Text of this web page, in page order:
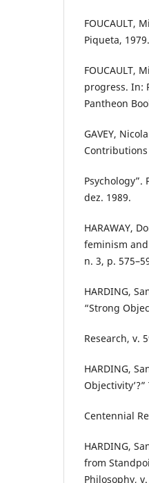
FOUCAULT,
Piqueta, 1979.
FOUCAULT,
progress. In:
Pantheon
GAVEY,
Psychology”.
dez. 1989.
HARAWAY,
feminism
n. 3, p.
HARDING,
“Strong
Research, v.
HARDING,
Objectivity’?”
Centennial
HARDING,
from
Philosophy,